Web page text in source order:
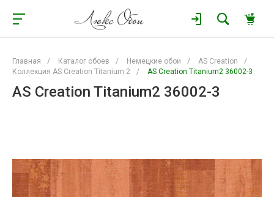
Главная / Каталог обоев / Немецкие обои / AS Creation
/
Коллекция AS Creation Titanium 2
/ AS Creation Titanium2 36002-3
AS Creation Titanium2 36002-3